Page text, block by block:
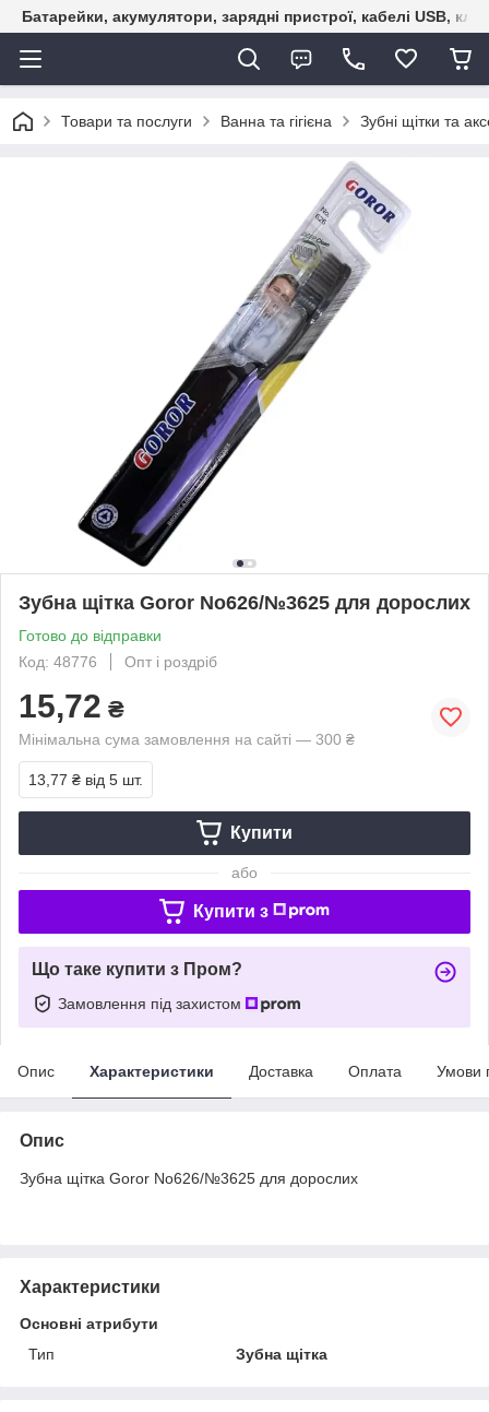
Батарейки, акумулятори, зарядні пристрої, кабелі USB,
Товари та послуги Ванна та гігієна Зубні щітки та
Зубна щітка Goror No626/№3625 для дорослих
Готово до відправки
Код: 48776
Опт і роздріб
15,72 ₴
Мінімальна сума замовлення на сайті — 300 ₴
13,77 ₴ від 5 шт.
Купити
або
Купити з
Що таке купити з Пром?
Замовлення під захистом
Опис Характеристики Доставка Оплата Умови
Опис
Зубна щітка Goror No626/№3625 для дорослих
Характеристики
Основні атрибути
Тип
Зубна щітка